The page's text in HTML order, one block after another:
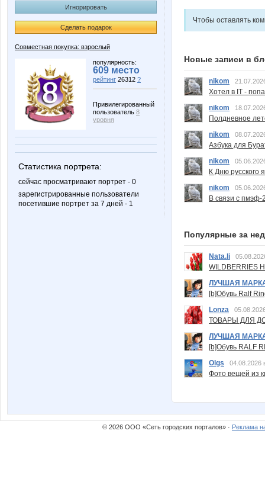
Игнорировать
Сделать подарок
Совместная покупка: взрослый
популярность:
609 место
рейтинг 26312 ?
Привилегированный
пользователь 8
уровня
Статистика портрета:
сейчас просматривают портрет - 0
зарегистрированные пользователи
посетившие портрет за 7 дней - 1
Чтобы оставлять
Новые записи в
nikom
Хотел в IT -
nikom
Полдневное
nikom
Азбука для
nikom
К Дню русского
nikom
В связи с пмэф-
Популярные за
Nata.li
ЛУЧШАЯ
[b]Обувь Ralf
Lonza
ТОВАРЫ ДЛЯ
ЛУЧШАЯ
[b]Обувь RALF
Olgs
04.08.2026
Фото вещей из
© 2026 ООО «Сеть городских порталов» · Реклама